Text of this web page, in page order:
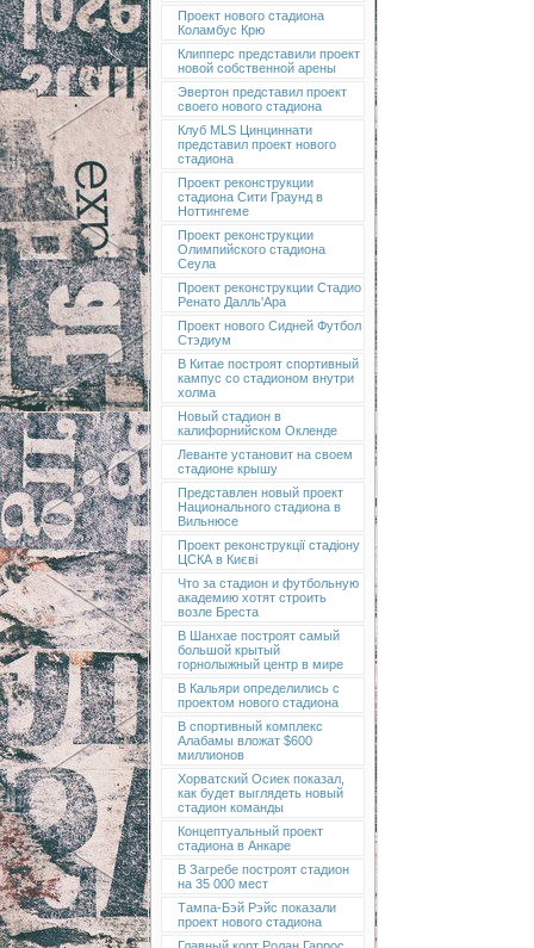
Проект нового стадиона
Коламбус Крю
Клипперс представили проект
новой собственной арены
Эвертон представил проект
своего нового стадиона
Клуб MLS Цинциннати
представил проект нового
стадиона
Проект реконструкции
стадиона Сити Граунд в
Ноттингеме
Проект реконструкции
Олимпийского стадиона
Сеула
Проект реконструкции Стадио
Ренато Далль'Ара
Проект нового Сидней Футбол
Стэдиум
В Китае построят спортивный
кампус со стадионом внутри
холма
Новый стадион в
калифорнийском Окленде
Леванте установит на своем
стадионе крышу
Представлен новый проект
Национального стадиона в
Вильнюсе
Проект реконструкції стадіону
ЦСКА в Києві
Что за стадион и футбольную
академию хотят строить
возле Бреста
В Шанхае построят самый
большой крытый
горнолыжный центр в мире
В Кальяри определились с
проектом нового стадиона
В спортивный комплекс
Алабамы вложат $600
миллионов
Хорватский Осиек показал,
как будет выглядеть новый
стадион команды
Концептуальный проект
стадиона в Анкаре
В Загребе построят стадион
на 35 000 мест
Тампа-Бэй Рэйс показали
проект нового стадиона